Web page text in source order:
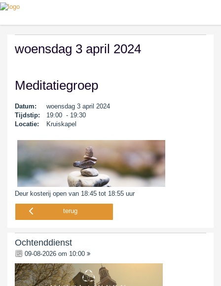
woensdag 3 april 2024
Meditatiegroep
Datum:
woensdag 3 april 2024
Tijdstip:
19:00 - 19:30
Locatie:
Kruiskapel
Deur kosterij open van 18:45 tot 18:55 uur
terug
Ochtenddienst
09-08-2026 om 10:00